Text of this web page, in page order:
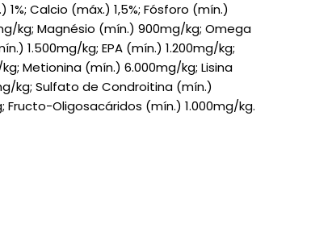
Calcio (máx.) 1,5%; Fósforo (mín.)
kg; Magnésio (mín.) 900mg/kg; Omega
1.500mg/kg; EPA (mín.) 1.200mg/kg;
Metionina (mín.) 6.000mg/kg; Lisina
kg; Sulfato de Condroitina (mín.)
Oligosacáridos (mín.) 1.000mg/kg.